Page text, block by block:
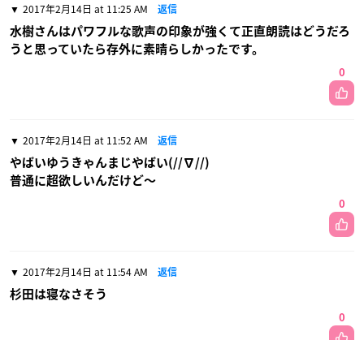
2017年2月14日 at 11:25 AM 返信
水樹さんはパワフルな歌声の印象が強くて正直朗読はどうだろ
うと思っていたら存外に素晴らしかったです。
0
2017年2月14日 at 11:52 AM 返信
やばいゆうきゃんまじやばい(//∇//)
普通に超欲しいんだけど〜
0
2017年2月14日 at 11:54 AM 返信
杉田は寝なさそう
0